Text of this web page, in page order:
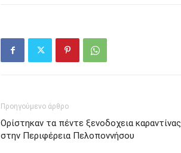
Προηγούμενο άρθρο
Ορίστηκαν τα πέντε ξενοδοχεια καραντίνας
στην Περιφέρεια Πελοποννήσου